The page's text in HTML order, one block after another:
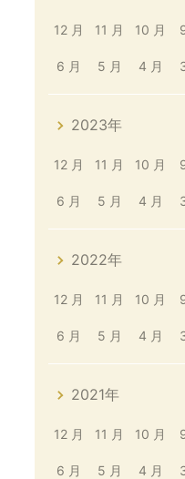
12 月 11 月 10 月
6 月 5 月 4 月
2023年
12 月 11 月 10 月
6 月 5 月 4 月
2022年
12 月 11 月 10 月
6 月 5 月 4 月
2021年
12 月 11 月 10 月
6 月 5 月 4 月